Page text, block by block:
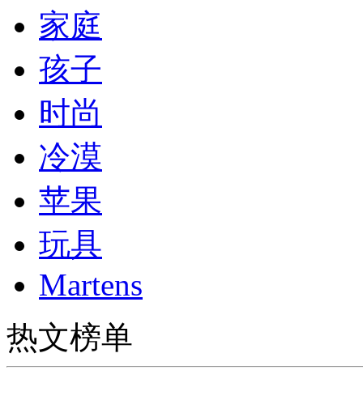
家庭
孩子
时尚
冷漠
苹果
玩具
Martens
热文榜单